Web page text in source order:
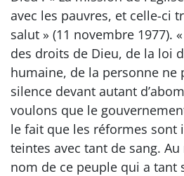
avec les pauvres, et celle-ci
salut » (11 novembre 1977).
des droits de Dieu, de la loi
humaine, de la personne ne
silence devant autant
voulons que le
le fait que les réformes sont
teintes avec tant de sang.
nom de ce peuple qui a tant